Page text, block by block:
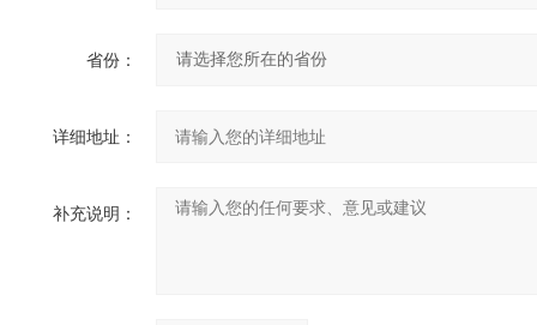
省份：
详细地址：
补充说明：